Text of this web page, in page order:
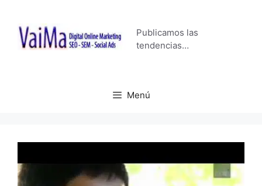
contenido
Publicamos las
tendencias…
Menú